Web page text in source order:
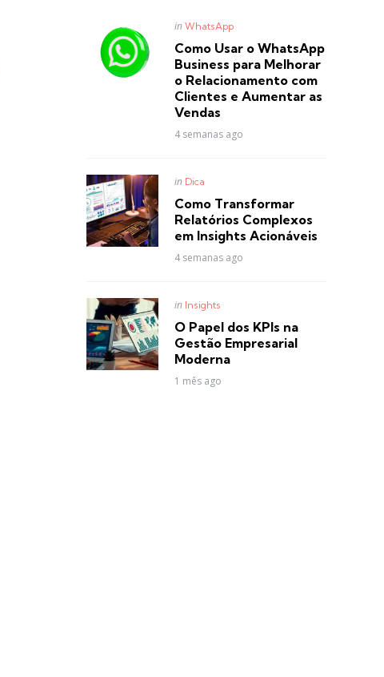
Posted
in WhatsApp
Como Usar o WhatsApp
Business para Melhorar
o Relacionamento com
Clientes e Aumentar as
Vendas
4 semanas ago
Posted
in Dica
Como Transformar
Relatórios Complexos
em Insights Acionáveis
4 semanas ago
Posted
in Insights
O Papel dos KPIs na
Gestão Empresarial
Moderna
1 mês ago